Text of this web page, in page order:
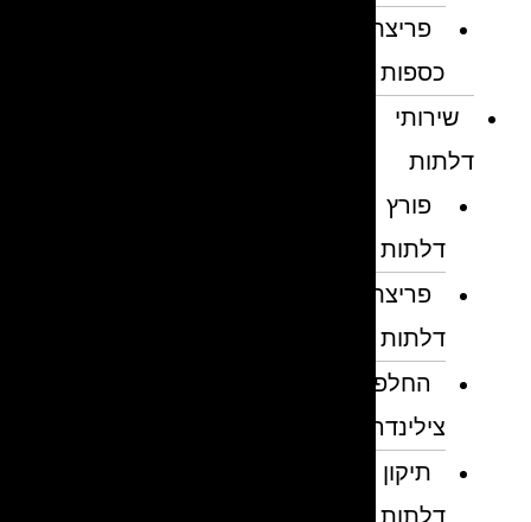
פריצת
כספות
שירותי
דלתות
פורץ
דלתות
פריצת
דלתות
החלפת
צילינדרים
תיקון